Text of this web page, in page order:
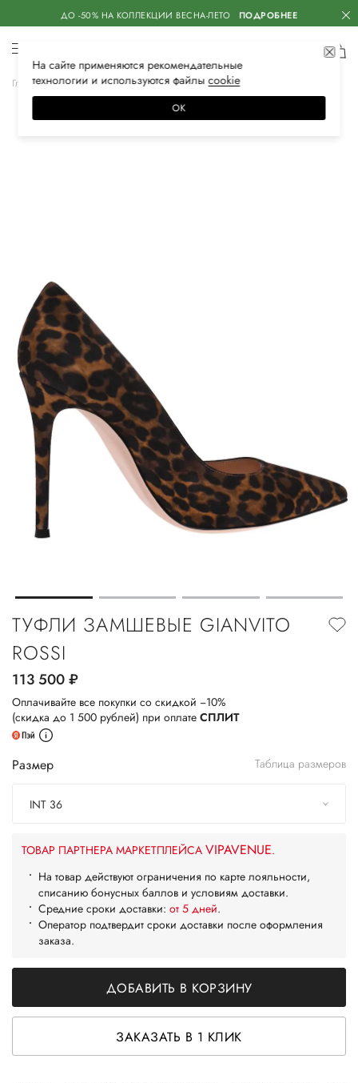
ДО -50% НА КОЛЛЕКЦИИ ВЕСНА-ЛЕТО ПОДРОБНЕЕ
Главная Женская Обувь Туфли
ТУФЛИ ЗАМШЕВЫЕ GIANVITO
ROSSI
113 500руб.
Оплачивайте все покупки со скидкой −10%
(скидка до 1 500 рублей) при оплате СПЛИТ
Размер Таблица размеров
INT 36
ТОВАР ПАРТНЕРА МАРКЕТПЛЕЙСА VIPAVENUE.
На товар действуют ограничения по карте лояльности,
списанию бонусных баллов и условиям доставки.
Средние сроки доставки: от 5 дней.
Оператор подтвердит сроки доставки после оформления
заказа.
ДОБАВИТЬ В КОРЗИНУ
ЗАКАЗАТЬ В 1 КЛИК
На сайте применяются рекомендательные
технологии и используются файлысооkiе
ОК